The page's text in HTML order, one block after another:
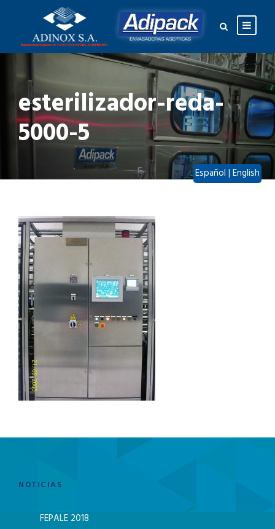
esterilizador-reda-
5000-5
NOTICIAS
FEPALE 2018
Español | English